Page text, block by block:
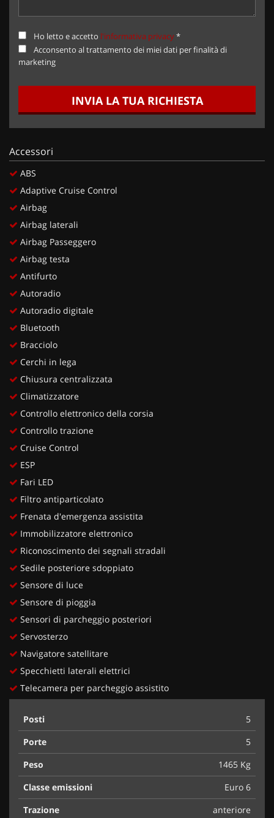
Ho letto e accetto l'informativa privacy*
Acconsento al trattamento dei miei dati per finalità di
marketing
INVIA LA TUA RICHIESTA
Accessori
ABS
Adaptive Cruise Control
Airbag
Airbag laterali
Airbag Passeggero
Airbag testa
Antifurto
Autoradio
Autoradio digitale
Bluetooth
Bracciolo
Cerchi in lega
Chiusura centralizzata
Climatizzatore
Controllo elettronico della corsia
Controllo trazione
Cruise Control
ESP
Fari LED
Filtro antiparticolato
Frenata d'emergenza assistita
Immobilizzatore elettronico
Riconoscimento dei segnali stradali
Sedile posteriore sdoppiato
Sensore di luce
Sensore di pioggia
Sensori di parcheggio posteriori
Servosterzo
Navigatore satellitare
Specchietti laterali elettrici
Telecamera per parcheggio assistito
Posti
5
Porte
5
Peso
1465 Kg
Classe emissioni
Euro 6
Trazione
anteriore